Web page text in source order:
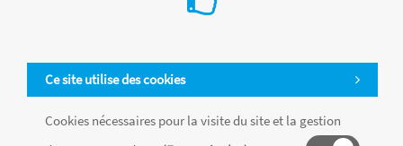
Ce site utilise des cookies
Cookies nécessaires pour la visite du site et la gestion